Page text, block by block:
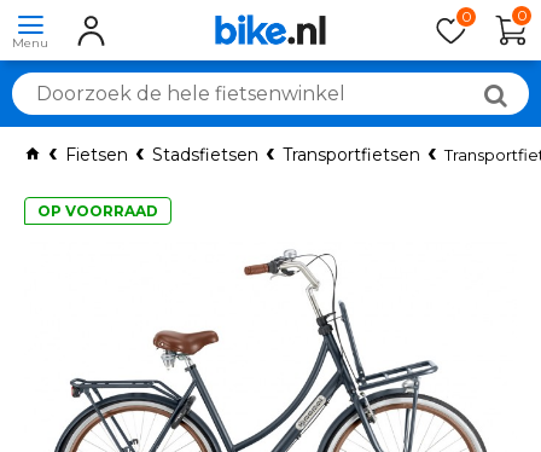
0 0
Fietsen Stadsfietsen Transportfietsen
OP VOORRAAD